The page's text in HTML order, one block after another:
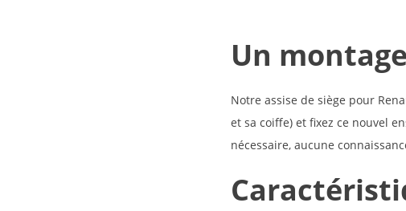
Un
Notre assise de siège pour
et sa coiffe) et fixez ce nouvel
nécessaire, aucune